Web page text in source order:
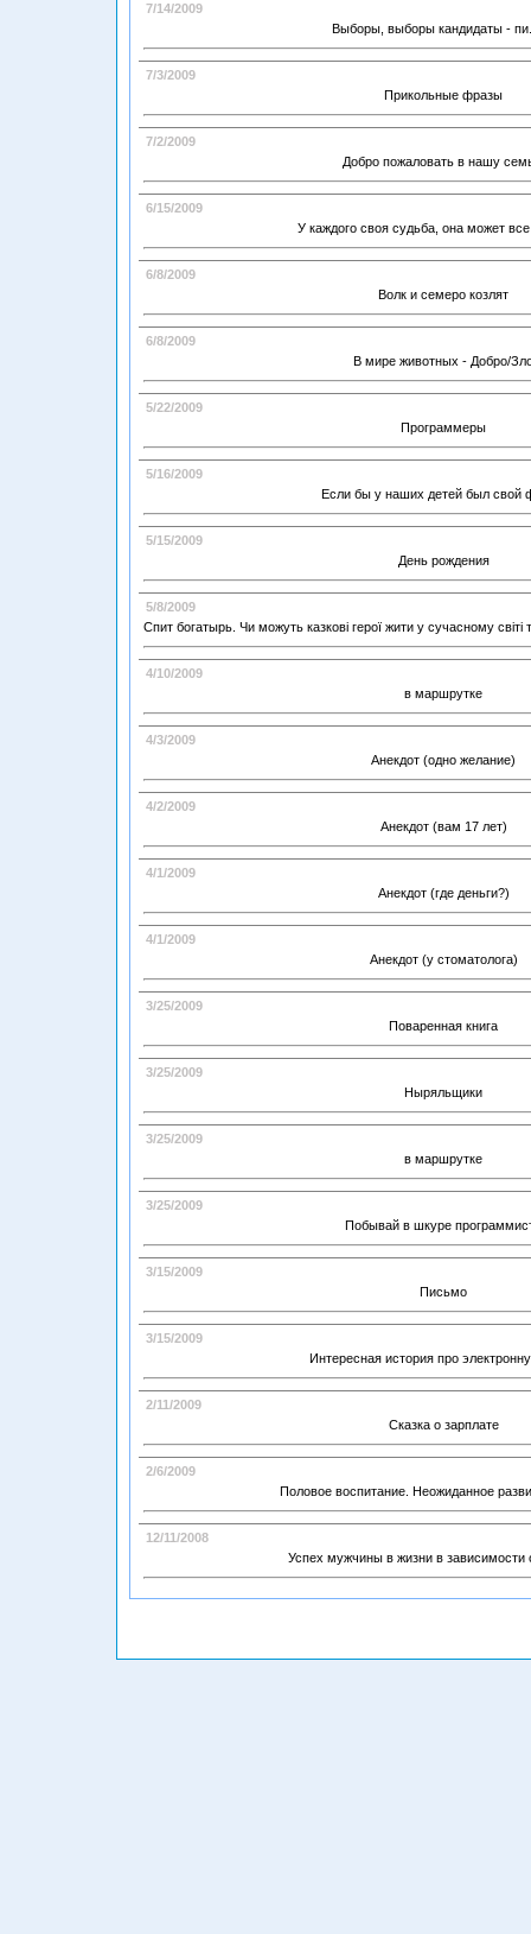
7/14/2009
Выборы, выборы кандидаты -
7/3/2009
Прикольные фразы
7/2/2009
Добро пожаловать в нашу
6/15/2009
У каждого своя судьба, она может
6/8/2009
Волк и семеро козлят
6/8/2009
В мире животных - Добро/
5/22/2009
Программеры
5/16/2009
Если бы у наших детей был свой
5/15/2009
День рождения
5/8/2009
Спит богатырь. Чи можуть казкові герої жити у сучасному світі
4/10/2009
в маршрутке
4/3/2009
Анекдот (одно желание)
4/2/2009
Анекдот (вам 17 лет)
4/1/2009
Анекдот (где деньги?)
4/1/2009
Анекдот (у стоматолога)
3/25/2009
Поваренная книга
3/25/2009
Ныряльщики
3/25/2009
в маршрутке
3/25/2009
Побывай в шкуре
3/15/2009
Письмо
3/15/2009
Интересная история про
2/11/2009
Сказка о зарплате
2/6/2009
Половое воспитание. Неожиданное
12/11/2008
Успех мужчины в жизни в зависимости